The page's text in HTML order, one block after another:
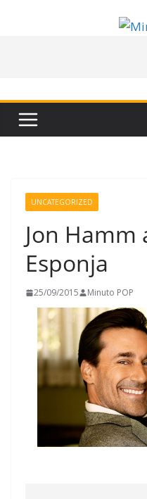
UNCATEGORIZED
Jon Hamm
Esponja
25/09/2015 Minuto POP